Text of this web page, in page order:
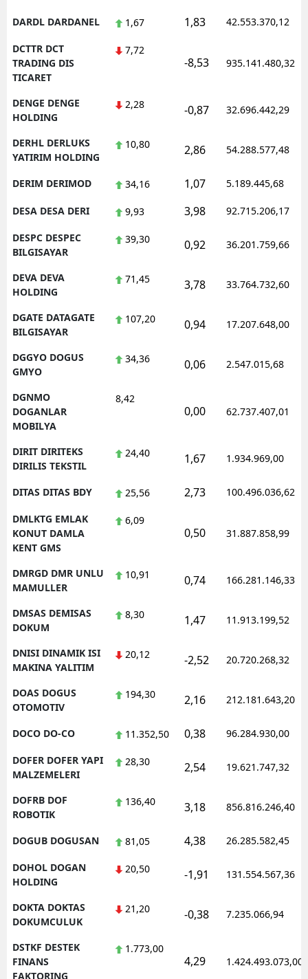
DARDL DARDANEL 1,67 1,83 42.553.370,12
DCTTR DCT
TRADING DIS
TICARET
7,72
-8,53 935.141.480,32
DENGE DENGE
HOLDING
2,28 -0,87 32.696.442,29
DERHL DERLUKS
YATIRIM HOLDING
10,80 2,86 54.288.577,48
DERIM DERIMOD 34,16 1,07 5.189.445,68
DESA DESA DERI 9,93 3,98 92.715.206,17
DESPC DESPEC
BILGISAYAR
39,30 0,92 36.201.759,66
DEVA DEVA
HOLDING
71,45 3,78 33.764.732,60
DGATE DATAGATE
BILGISAYAR
107,20 0,94 17.207.648,00
DGGYO DOGUS
GMYO
34,36 0,06 2.547.015,68
DGNMO
DOGANLAR
MOBILYA
8,42
0,00 62.737.407,01
DIRIT DIRITEKS
DIRILIS TEKSTIL
24,40 1,67 1.934.969,00
DITAS DITAS BDY 25,56 2,73 100.496.036,62
DMLKTG EMLAK
KONUT DAMLA
KENT GMS
6,09
0,50 31.887.858,99
DMRGD DMR UNLU
MAMULLER
10,91 0,74 166.281.146,33
DMSAS DEMISAS
DOKUM
8,30 1,47 11.913.199,52
DNISI DINAMIK ISI
MAKINA YALITIM
20,12 -2,52 20.720.268,32
DOAS DOGUS
OTOMOTIV
194,30 2,16 212.181.643,20
DOCO DO-CO 11.352,50 0,38 96.284.930,00
DOFER DOFER YAPI
MALZEMELERI
28,30 2,54 19.621.747,32
DOFRB DOF
ROBOTIK
136,40 3,18 856.816.246,40
DOGUB DOGUSAN 81,05 4,38 26.285.582,45
DOHOL DOGAN
HOLDING
20,50 -1,91 131.554.567,36
DOKTA DOKTAS
DOKUMCULUK
21,20 -0,38 7.235.066,94
DSTKF DESTEK
FINANS
FAKTORING
1.773,00
4,29 1.424.493.073,00